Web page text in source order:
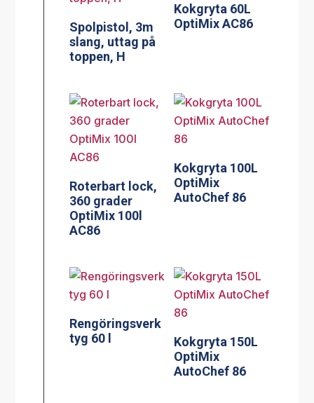
Spolpistol, 3m
slang, uttag på
toppen, H
Kokgryta 60L
OptiMix AC86
Roterbart lock,
360 grader
OptiMix 100l
AC86
Kokgryta 100L
OptiMix
AutoChef 86
Rengöringsverk
tyg 60 l
Kokgryta 150L
OptiMix
AutoChef 86